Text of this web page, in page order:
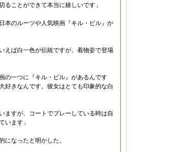
ことができて本当に嬉しいです」
本のルーツや人気映画『キル・ビル』か
えば白一色が伝統ですが、着物姿で登場
の一つに『キル・ビル』があるんです
好きなんです。彼女はとても印象的な白
ますが、コートでプレーしている時は自
います」
になったと明かした。